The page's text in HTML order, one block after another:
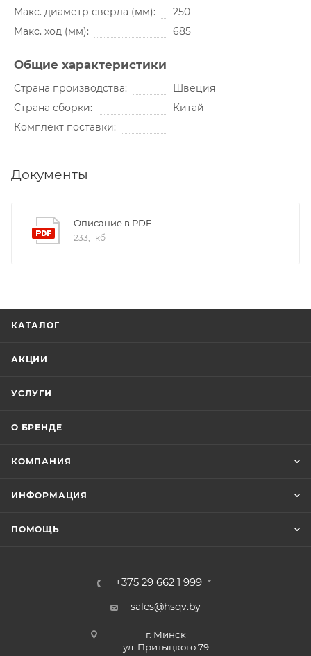
Макс. диаметр сверла (мм)
250
Макс. ход (мм)
685
Общие характеристики
Страна производства
Швеция
Страна сборки
Китай
Комплект поставки
Документы
Описание в PDF
233,1 кб
КАТАЛОГ
АКЦИИ
УСЛУГИ
О БРЕНДЕ
КОМПАНИЯ
ИНФОРМАЦИЯ
ПОМОЩЬ
+375 29 662 1 999
sales@hsqv.by
г. Минск
ул. Притыцкого 79